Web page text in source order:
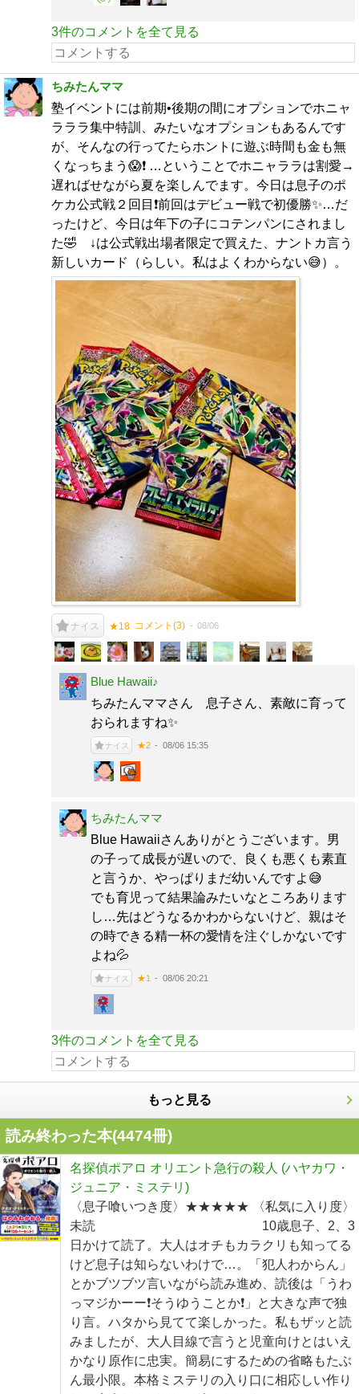
3件のコメントを全て見る
ちみたんママ
塾イベントには前期•後期の間にオプションでホニャ
ラララ集中特訓、みたいなオプションもあるんです
が、そんなの行ってたらホントに遊ぶ時間も金も無
くなっちまう😱❗️ …ということでホニャララは割愛→
遅ればせながら夏を楽しんでます。今日は息子のポ
ケカ公式戦２回目❗️前回はデビュー戦で初優勝✨…だ
ったけど、今日は年下の子にコテンパンにされまし
た🤣 ↓は公式戦出場者限定で買えた、ナントカ言う
新しいカード（らしい。私はよくわからない😅）。
ナイス ★18 コメント(3) 08/06
Blue Hawaii♪
ちみたんママさん 息子さん、素敵に育って
おられますね✨️
ナイス ★2 08/06 15:35
ちみたんママ
Blue Hawaiiさんありがとうございます。男
の子って成長が遅いので、良くも悪くも素直
と言うか、やっぱりまだ幼いんですよ😅
でも育児って結果論みたいなところあります
し…先はどうなるかわからないけど、親はそ
の時できる精一杯の愛情を注ぐしかないです
よね💦
ナイス ★1 08/06 20:21
3件のコメントを全て見る
もっと見る
読み終わった本(4474冊)
名探偵ポアロ オリエント急行の殺人 (ハヤカワ・
ジュニア・ミステリ)
〈息子喰いつき度〉★★★★★ 〈私気に入り度〉
未読 10歳息子、2、3
日かけて読了。大人はオチもカラクリも知ってる
けど息子は知らないわけで…。「犯人わからん」
とかブツブツ言いながら読み進め、読後は「うわ
っマジかーー❗️そうゆうことか❗️」と大きな声で独
り言。ハタから見てて楽しかった。私もザッと読
みましたが、大人目線で言うと児童向けとはいえ
かなり原作に忠実。簡易にするための省略もたぶ
ん最小限。本格ミステリの入り口に相応しい作り